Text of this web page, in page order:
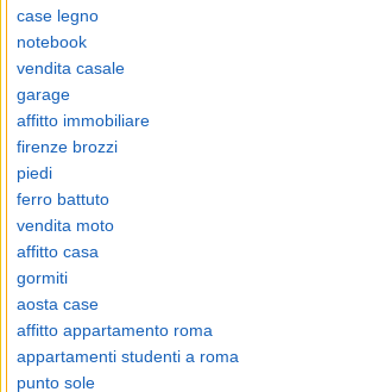
case legno
notebook
vendita casale
garage
affitto immobiliare
firenze brozzi
piedi
ferro battuto
vendita moto
affitto casa
gormiti
aosta case
affitto appartamento roma
appartamenti studenti a roma
punto sole